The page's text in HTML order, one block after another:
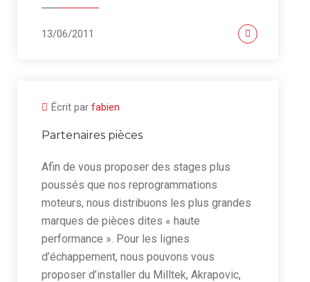
13/06/2011
Écrit par fabien
Partenaires pièces
Afin de vous proposer des stages plus
poussés que nos reprogrammations
moteurs, nous distribuons les plus grandes
marques de pièces dites « haute
performance ». Pour les lignes
d’échappement, nous pouvons vous
proposer d’installer du Milltek, Akrapovic,